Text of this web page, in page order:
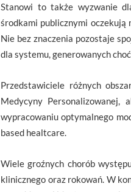
Stanowi to także wyzwanie
środkami publicznymi oczekują
Nie bez znaczenia pozostaje
dla systemu, generowanych
Przedstawiciele różnych
Medycyny Personalizowanej,
wypracowaniu optymalnego
based healtcare.
Wiele groźnych chorób
klinicznego oraz rokowań. W